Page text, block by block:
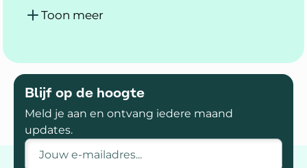
Toon meer
Blijf op de hoogte
Meld je aan en ontvang iedere maand
updates.
E-mailadres